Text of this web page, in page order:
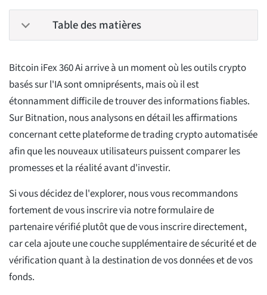
Table des matières
Bitcoin iFex 360 Ai arrive à un moment où les outils crypto
basés sur l'IA sont omniprésents, mais où il est
étonnamment difficile de trouver des informations fiables.
Sur Bitnation, nous analysons en détail les affirmations
concernant cette plateforme de trading crypto automatisée
afin que les nouveaux utilisateurs puissent comparer les
promesses et la réalité avant d'investir.
Si vous décidez de l'explorer, nous vous recommandons
fortement de vous inscrire via notre formulaire de
partenaire vérifié plutôt que de vous inscrire directement,
car cela ajoute une couche supplémentaire de sécurité et de
vérification quant à la destination de vos données et de vos
fonds.